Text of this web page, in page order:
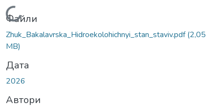
Вантажиться...
Файли
Zhuk_Bakalavrska_Hidroekolohichnyi_stan_staviv.pdf(2,05
MB)
Дата
2026
Автори